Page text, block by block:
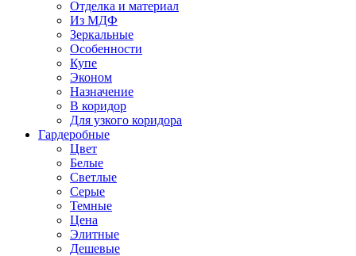
Отделка и материал
Из МДФ
Зеркальные
Особенности
Купе
Эконом
Назначение
В коридор
Для узкого коридора
Гардеробные
Цвет
Белые
Светлые
Серые
Темные
Цена
Элитные
Дешевые